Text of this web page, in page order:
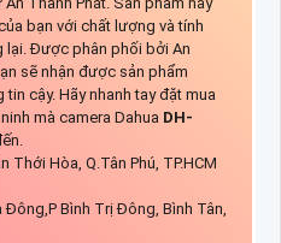
bạn với chất lượng và tính
lại. Được phân phối bởi An
sẽ nhận được sản phẩm
cậy. Hãy nhanh tay đặt mua
mà camera Dahua DH-
Thới Hòa, Q.Tân Phú, TP.HCM
Bình Trị Đông, Bình Tân,